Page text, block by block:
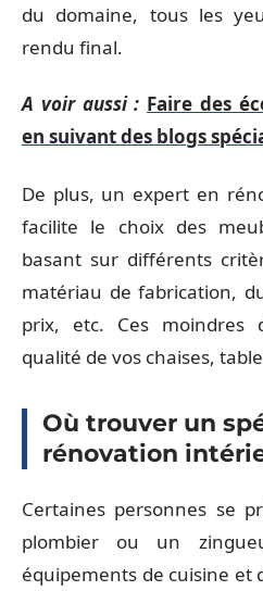
du domaine, tous les
rendu final.
A voir aussi : Faire des
en suivant des blogs
De plus, un expert en
facilite le choix des
basant sur différents
matériau de fabrication,
prix, etc. Ces moindres
qualité de vos chaises,
Où trouver un
rénovation
Certaines personnes se
plombier ou un
équipements de cuisine et